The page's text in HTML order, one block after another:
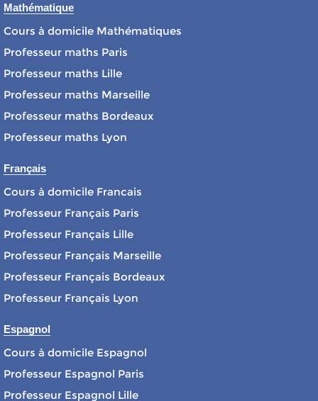
Mathématique
Cours à domicile Mathématiques
Professeur maths Paris
Professeur maths Lille
Professeur maths Marseille
Professeur maths Bordeaux
Professeur maths Lyon
Français
Cours à domicile Francais
Professeur Français Paris
Professeur Français Lille
Professeur Français Marseille
Professeur Français Bordeaux
Professeur Français Lyon
Espagnol
Cours à domicile Espagnol
Professeur Espagnol Paris
Professeur Espagnol Lille